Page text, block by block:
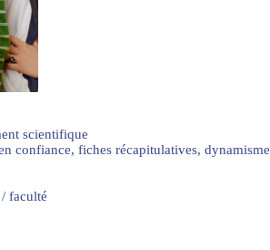
scientifique
confiance, fiches récapitulatives, dynamisme
faculté